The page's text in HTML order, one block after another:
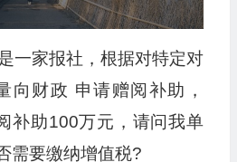
一家报社，根据对特定对
向财政 申请赠阅补助，
补助100万元，请问我单
需要缴纳增值税?